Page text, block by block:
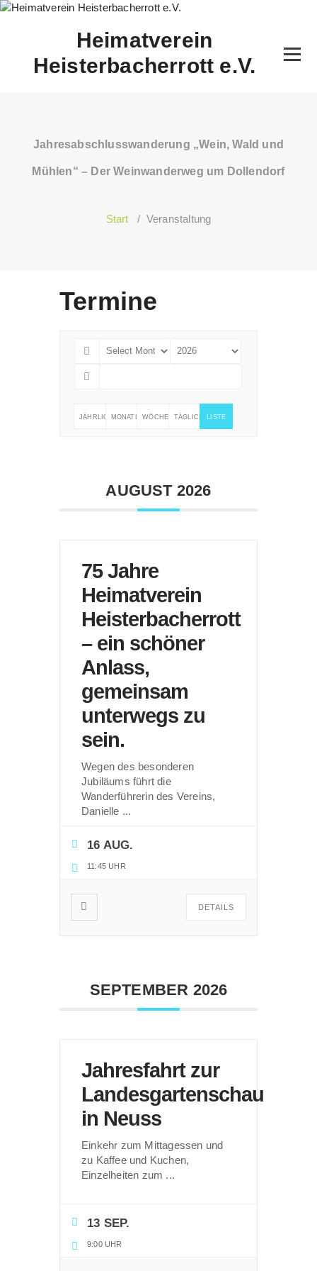
Zum
Heimatverein
Heisterbacherrott e.V.
Jahresabschlusswanderung „Wein, Wald und
Mühlen“ – Der Weinwanderweg um Dollendorf
Start / Veranstaltung
Termine
JÄHRLICHMONATLICHWÖCHENTLICH
TÄGLICH LISTE
AUGUST 2026
75 Jahre
Heimatverein
Heisterbacherrott
– ein schöner
Anlass,
gemeinsam
unterwegs zu
sein.
Wegen des besonderen
Jubiläums führt die
Wanderführerin des Vereins,
Danielle ...
16 AUG.
11:45 UHR
DETAILS
SEPTEMBER 2026
Jahresfahrt zur
Landesgartenschau
in Neuss
Einkehr zum Mittagessen und
zu Kaffee und Kuchen,
Einzelheiten zum ...
13 SEP.
9:00 UHR